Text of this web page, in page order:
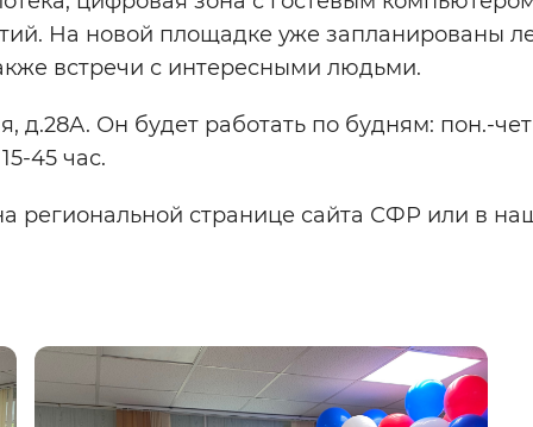
На новой площадке уже запланированы
встречи с интересными людьми.
д.28А. Он будет работать по будням: пон.-
45 час.
странице сайта СФР или в